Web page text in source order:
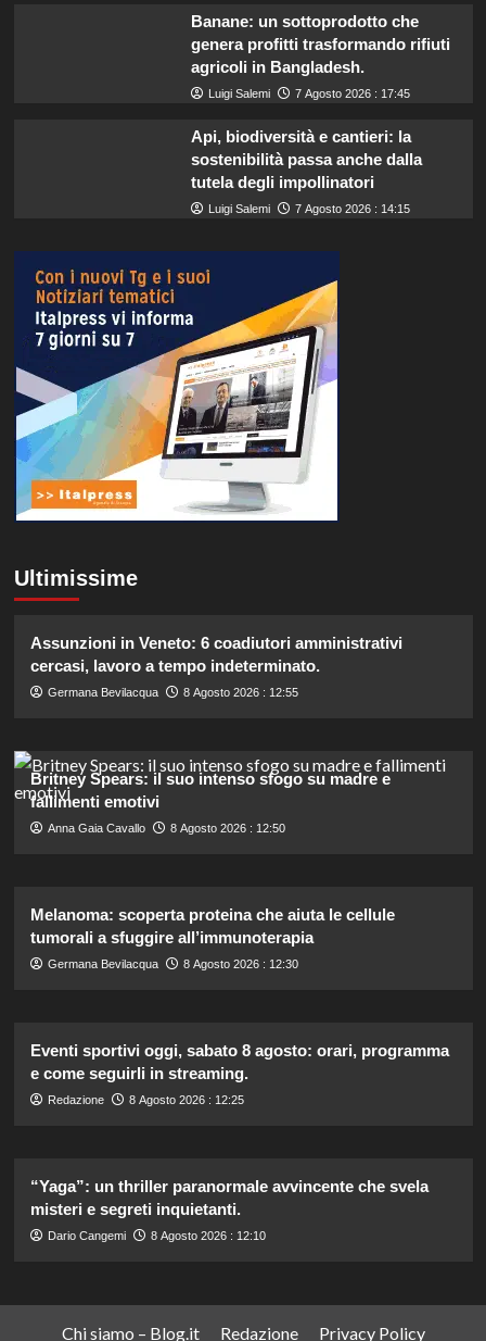
Banane: un sottoprodotto che
genera profitti trasformando rifiuti
agricoli in Bangladesh.
Luigi Salemi 7 Agosto 2026 : 17:45
Api, biodiversità e cantieri: la
sostenibilità passa anche dalla
tutela degli impollinatori
Luigi Salemi 7 Agosto 2026 : 14:15
Ultimissime
Assunzioni in Veneto: 6 coadiutori amministrativi
cercasi, lavoro a tempo indeterminato.
Germana Bevilacqua 8 Agosto 2026 : 12:55
Britney Spears: il suo intenso sfogo su madre e
fallimenti emotivi
Anna Gaia Cavallo 8 Agosto 2026 : 12:50
Melanoma: scoperta proteina che aiuta le cellule
tumorali a sfuggire all’immunoterapia
Germana Bevilacqua 8 Agosto 2026 : 12:30
Eventi sportivi oggi, sabato 8 agosto: orari, programma
e come seguirli in streaming.
Redazione 8 Agosto 2026 : 12:25
“Yaga”: un thriller paranormale avvincente che svela
misteri e segreti inquietanti.
Dario Cangemi 8 Agosto 2026 : 12:10
Chi siamo – Blog.it Redazione Privacy Policy